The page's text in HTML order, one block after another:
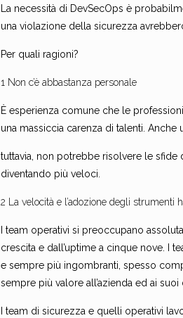
La necessità di DevSecOps è
una violazione della sicurezza
Per quali ragioni?
1 Non c’è abbastanza personale
È esperienza comune che le
una massiccia carenza di talenti. Anche
tuttavia, non potrebbe risolvere le
diventando più veloci.
2 La velocità e l’adozione degli strumenti
I team operativi si preoccupano
crescita e dall’uptime a cinque nove. I
e sempre più ingombranti, spesso
sempre più valore all’azienda ed ai suoi
I team di sicurezza e quelli operativi